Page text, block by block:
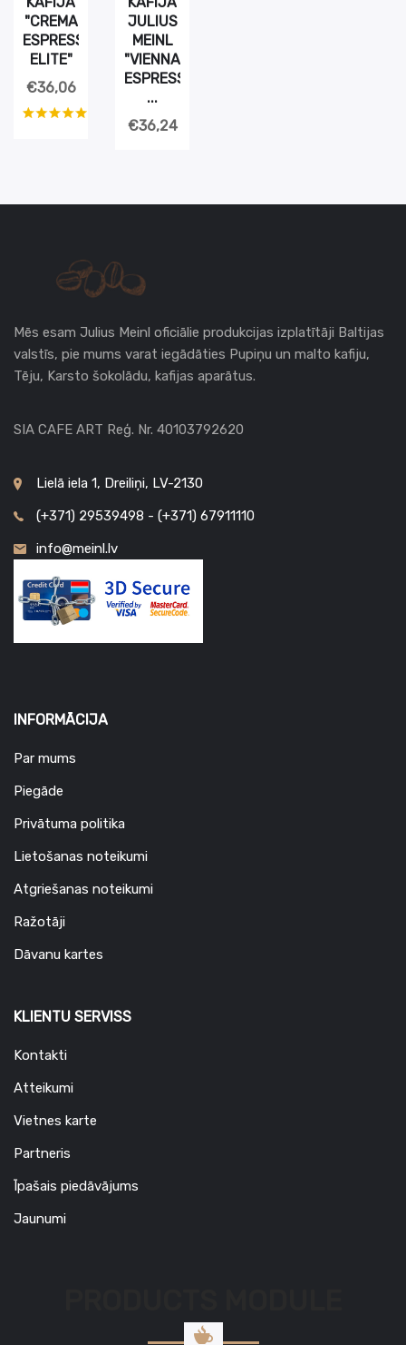
"CREMA
ESPRESSO
ELITE"
€36,06
JULIUS
MEINL
"VIENNA
ESPRESSO
...
€36,24
Mēs esam Julius Meinl oficiālie produkcijas izplatītāji Baltijas
valstīs, pie mums varat iegādāties Pupiņu un malto kafiju,
Tēju, Karsto šokolādu, kafijas aparātus.
SIA CAFE ART Reģ. Nr. 40103792620
Lielā iela 1, Dreiliņi, LV-2130
(+371) 29539498 - (+371) 67911110
info@meinl.lv
INFORMĀCIJA
Par mums
Piegāde
Privātuma politika
Lietošanas noteikumi
Atgriešanas noteikumi
Ražotāji
Dāvanu kartes
KLIENTU SERVISS
Kontakti
Atteikumi
Vietnes karte
Partneris
Īpašais piedāvājums
Jaunumi